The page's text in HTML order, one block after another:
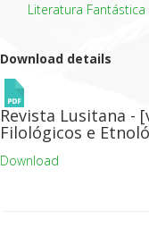
Literatura
Download details
Revista Lusitana -
Filológicos e
Download